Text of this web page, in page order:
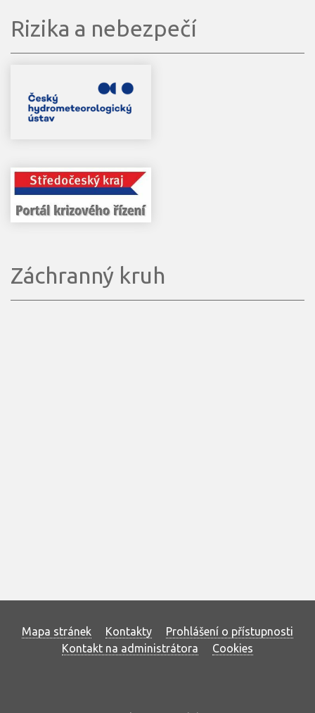
Rizika a nebezpečí
Záchranný kruh
Mapa stránek Kontakty
Prohlášení o přístupnosti
Kontakt na administrátora
Cookies